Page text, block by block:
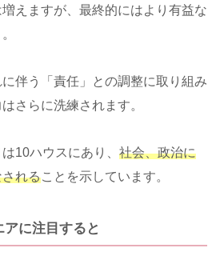
えますが、最終的にはより有益な
伴う「責任」との調整に取り組み
さらに洗練されます。
10ハウスにあり、 社会、政治に
れることを示しています。
に注目すると